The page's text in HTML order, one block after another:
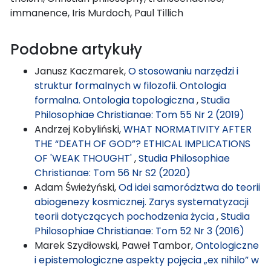
immanence, Iris Murdoch, Paul Tillich
Podobne artykuły
Janusz Kaczmarek,O stosowaniu narzędzi i
struktur formalnych w filozofii. Ontologia
formalna. Ontologia topologiczna,Studia
Philosophiae Christianae: Tom 55 Nr 2 (2019)
Andrzej Kobyliński,WHAT NORMATIVITY AFTER
THE “DEATH OF GOD”? ETHICAL IMPLICATIONS
OF 'WEAK THOUGHT',Studia Philosophiae
Christianae: Tom 56 Nr S2 (2020)
Adam Świeżyński,Od idei samorództwa do teorii
abiogenezy kosmicznej. Zarys systematyzacji
teorii dotyczących pochodzenia życia,Studia
Philosophiae Christianae: Tom 52 Nr 3 (2016)
Marek Szydłowski, Paweł Tambor,Ontologiczne
i epistemologiczne aspekty pojęcia „ex nihilo” w